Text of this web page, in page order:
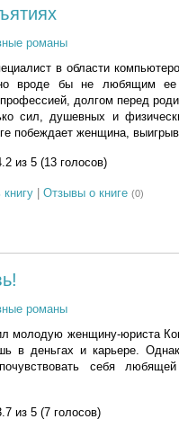
романы
в области
вроде бы не любящим ее
долгом перед
сил, душевных и
побеждает женщина,
из 5 (13 голосов)
| Отзывы о книге (0)
романы
молодую женщину-юриста
в деньгах и карьере.
себя
из 5 (7 голосов)